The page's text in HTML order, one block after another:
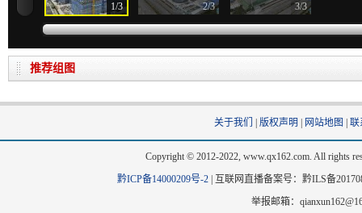
1/3 2/3 3/3
推荐组图
关于我们 |版权声明 网站地图 |联
Copyright © 2012-2022, www.qx162.com. All rights
黔ICP备14000209号-2
互联网直播备案号：黔ILS备
举报邮箱：